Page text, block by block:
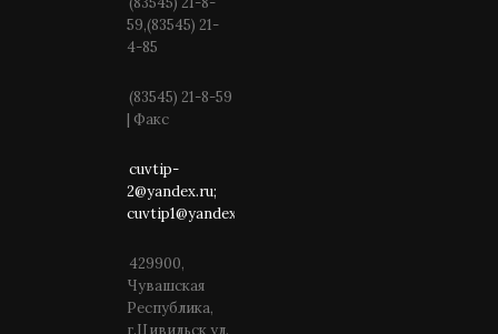
59,(83545) 21-
4-85
(83545) 21-8-59
| Факс
cuvtip-
2@yandex.ru;
cuvtip1@yandex.ru
429900,
Чувашская
Республика,
г.Цивильск ул.